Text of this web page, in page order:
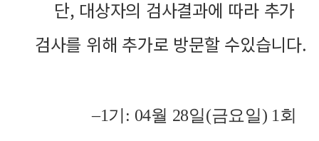
단, 대상자의 검사결과에 따라 추가
검사를 위해 추가로 방문할 수있습니다.
–1기 : 04월 28일(금요일) 1 회